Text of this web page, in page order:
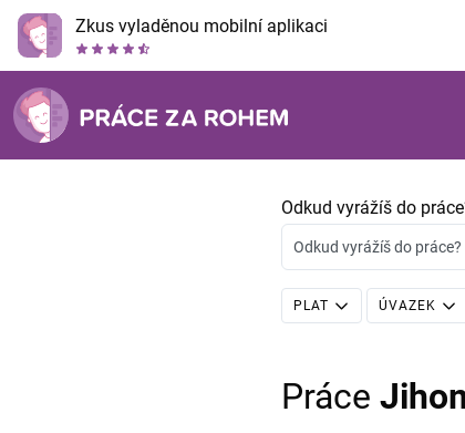
Zkus vyladěnou mobilní aplikaci
Odkud vyrážíš do
Odkud vyrážíš do práce?
PLAT ÚVAZEK
Práce